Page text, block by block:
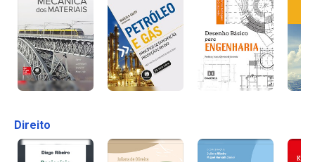
Direito